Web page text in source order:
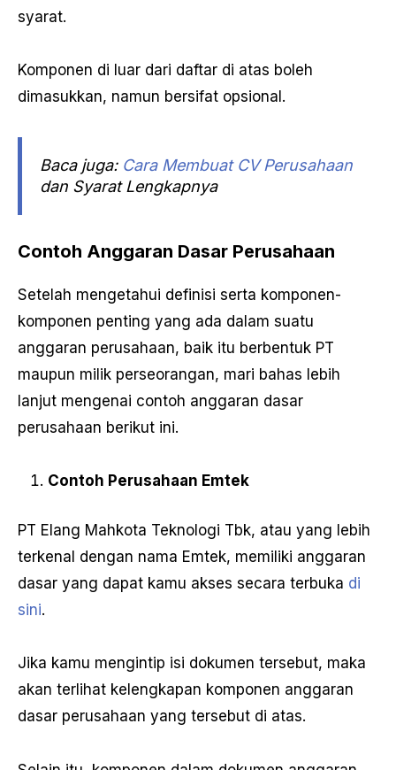
syarat.
Komponen di luar dari daftar di atas boleh
dimasukkan, namun bersifat opsional.
Baca juga: Cara Membuat CV Perusahaan
dan Syarat Lengkapnya
Contoh Anggaran Dasar Perusahaan
Setelah mengetahui definisi serta komponen-
komponen penting yang ada dalam suatu
anggaran perusahaan, baik itu berbentuk PT
maupun milik perseorangan, mari bahas lebih
lanjut mengenai contoh anggaran dasar
perusahaan berikut ini.
Contoh Perusahaan Emtek
PT Elang Mahkota Teknologi Tbk, atau yang lebih
terkenal dengan nama Emtek, memiliki anggaran
dasar yang dapat kamu akses secara terbuka di
sini.
Jika kamu mengintip isi dokumen tersebut, maka
akan terlihat kelengkapan komponen anggaran
dasar perusahaan yang tersebut di atas.